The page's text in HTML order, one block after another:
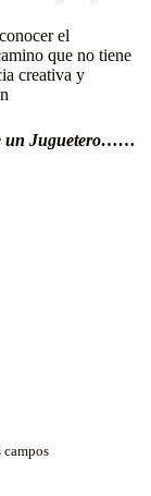
el
que no tiene
creativa y
un Juguetero……
campos